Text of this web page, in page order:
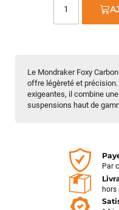
Le Mondraker Foxy
offre légèreté et
exigeantes, il combine
suspensions haut de
Par
hors